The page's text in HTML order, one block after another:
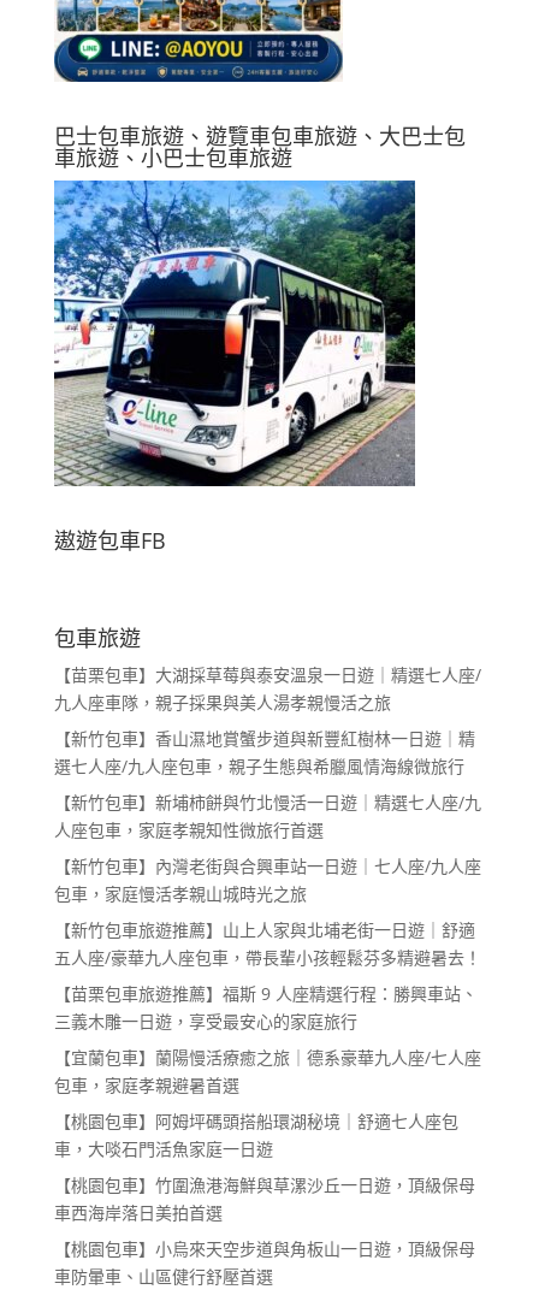
巴士包車旅遊、遊覽車包車旅遊、大巴士包
車旅遊、小巴士包車旅遊
遨遊包車FB
包車旅遊
【苗栗包車】大湖採草莓與泰安溫泉一日遊｜精選七人座/
九人座車隊，親子採果與美人湯孝親慢活之旅
【新竹包車】香山濕地賞蟹步道與新豐紅樹林一日遊｜精
選七人座/九人座包車，親子生態與希臘風情海線微旅行
【新竹包車】新埔柿餅與竹北慢活一日遊｜精選七人座/九
人座包車，家庭孝親知性微旅行首選
【新竹包車】內灣老街與合興車站一日遊｜七人座/九人座
包車，家庭慢活孝親山城時光之旅
【新竹包車旅遊推薦】山上人家與北埔老街一日遊｜舒適
五人座/豪華九人座包車，帶長輩小孩輕鬆芬多精避暑去！
【苗栗包車旅遊推薦】福斯 9 人座精選行程：勝興車站、
三義木雕一日遊，享受最安心的家庭旅行
【宜蘭包車】蘭陽慢活療癒之旅｜德系豪華九人座/七人座
包車，家庭孝親避暑首選
【桃園包車】阿姆坪碼頭搭船環湖秘境｜舒適七人座包
車，大啖石門活魚家庭一日遊
【桃園包車】竹圍漁港海鮮與草漯沙丘一日遊，頂級保母
車西海岸落日美拍首選
【桃園包車】小烏來天空步道與角板山一日遊，頂級保母
車防暈車、山區健行舒壓首選